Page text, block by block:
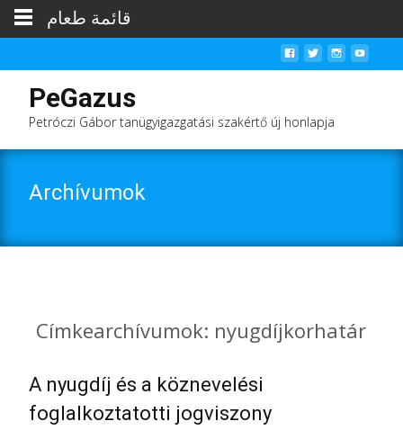
PeGazus
Petróczi Gábor tanügyigazgatási szakértő új honlapja
Archívumok
Címkearchívumok: nyugdíjkorhatár
A nyugdíj és a köznevelési
foglalkoztatotti jogviszony
قائمة طعام